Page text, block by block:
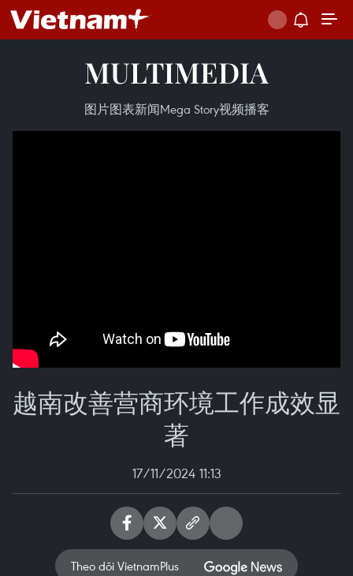
MULTIMEDIA
图片图表新闻Mega Story视频播客
越南改善营商环境工作成效显
著
17/11/2024 11:13
Theo dõi VietnamPlus